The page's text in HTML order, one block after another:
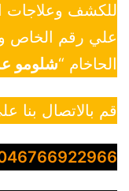
للكشف وعلاجات
علي رقم الخاص
الحاخام “شلومو
قم بالاتصال بنا